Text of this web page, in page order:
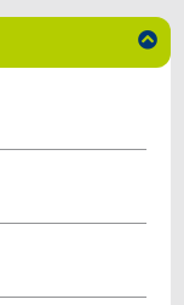
